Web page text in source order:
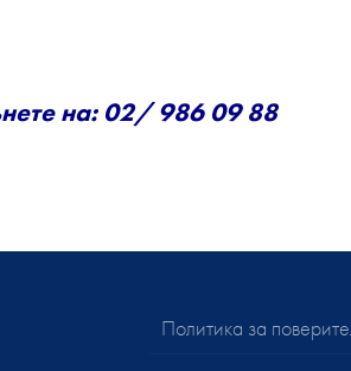
на: 02/ 986 09 88
Политика за